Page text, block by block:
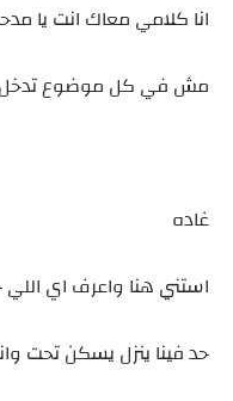
انا كلامي معاك انت يا
مش في كل موضوع تدخل
غاده
استني هنا واعرف اي
حد فينا ينزل يسكن تحت